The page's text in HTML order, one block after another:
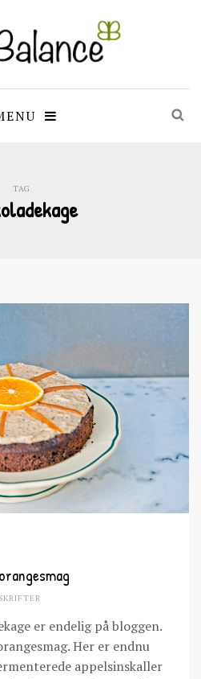
TAG
er endelig på bloggen.
Her er endnu
appelsinskaller